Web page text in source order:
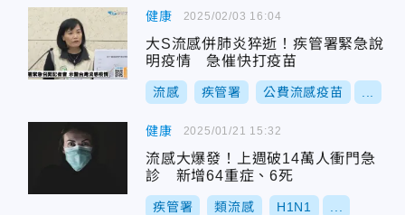
健康
大S流感併肺炎猝逝！疾管署緊急說
明疫情 急催快打疫苗
流感 疾管署 公費流感疫苗
2025/02/03 16:04
健康
流感大爆發！上週破14萬人衝門急
診 新增64重症、6死
疾管署 類流感 H1N1
2025/01/21 15:32